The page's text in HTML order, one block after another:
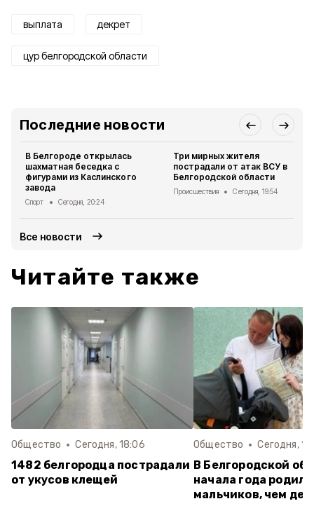
выплата декрет
цур белгородской области
Последние новости
В Белгороде открылась
шахматная беседка с
фигурами из Каслинского
завода
Спорт Сегодня, 20:24
Три мирных жителя
пострадали от атак ВСУ в
Белгородской области
Происшествия Сегодня, 19:54
Все новости
Читайте также
Общество Сегодня, 18:06
1482 белгородца пострадали
от укусов клещей
Общество Сегодня,
В Белгородской
начала года
мальчиков, чем